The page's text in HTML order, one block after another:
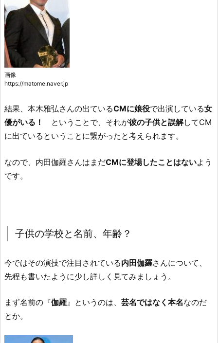
画像
https://matome.naver.jp
結果、本木雅弘さんの出ているCMに娘役で出演している女
優がいる！
ということで、それが彼の子供と誤解してCM
に出ているということに繋がったと考えられます。
なので、内田伽羅さんはまだCMに登場したことはないよう
です。
子供の学校と名前、年齢？
今ではその演技で注目されている内田伽羅さんについて、
先程も書いたように少し詳しく見てみましょう。
まず名前の『伽羅』というのは、 芸名ではなく本名なのだ
とか。